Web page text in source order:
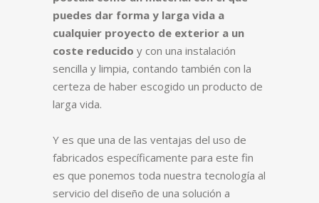
puedes dar forma y larga vida a
cualquier proyecto de exterior a un
coste reducido y con una instalación
sencilla y limpia, contando también con la
certeza de haber escogido un producto de
larga vida.
Y es que una de las ventajas del uso de
fabricados específicamente para este fin
es que ponemos toda nuestra tecnología al
servicio del diseño de una solución a